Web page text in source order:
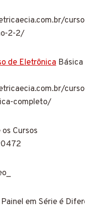
2-2/
de Eletrônica
completo/
Cursos
em Série é